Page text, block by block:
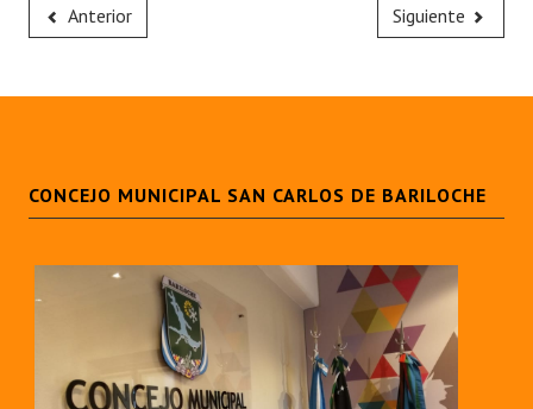
Anterior Siguiente
CONCEJO MUNICIPAL SAN CARLOS DE BARILOCHE